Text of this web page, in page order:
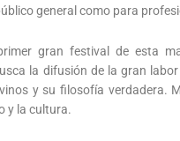
general como para
gran festival de esta
la difusión de la gran
y su filosofía verdadera.
y la cultura.